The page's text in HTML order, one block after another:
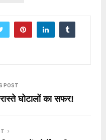
POST
घोटालों का सफर!